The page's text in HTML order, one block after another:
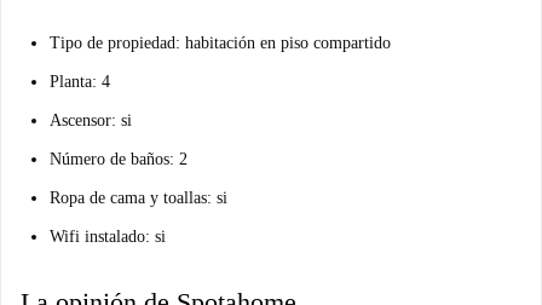
Tipo de propiedad: habitación en piso compartido
Planta: 4
Ascensor: si
Número de baños: 2
Ropa de cama y toallas: si
Wifi instalado: si